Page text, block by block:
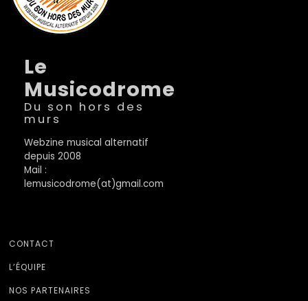
Le
Musicodrome
Du son hors des
murs
Webzine musical alternatif
depuis 2008
Mail :
lemusicodrome(at)gmail.com
CONTACT
L’ÉQUIPE
NOS PARTENAIRES